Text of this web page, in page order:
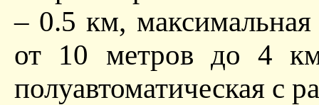
– 0.5 км,
от 10 метров до 4
полуавтоматическая с